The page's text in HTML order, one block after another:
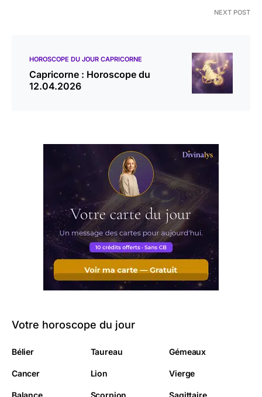
NEXT POST
HOROSCOPE DU JOUR CAPRICORNE
Capricorne : Horoscope du
12.04.2026
Votre horoscope du jour
Bélier Taureau Gémeaux
Cancer Lion Vierge
Balance Scorpion Sagittaire